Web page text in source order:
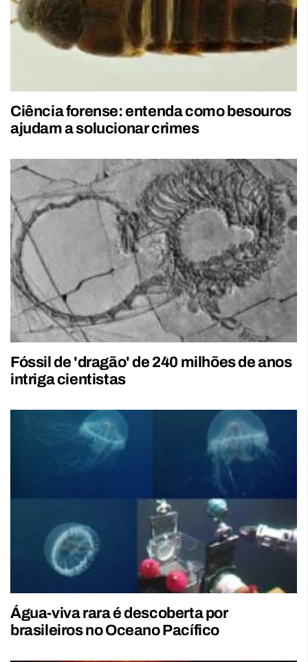
Ciência forense: entenda como besouros
ajudam a solucionar crimes
Fóssil de 'dragão' de 240 milhões de anos
intriga cientistas
Água-viva rara é descoberta por
brasileiros no Oceano Pacífico